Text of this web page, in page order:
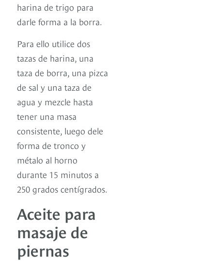
harina de trigo para
darle forma a la borra.
Para ello utilice dos
tazas de harina, una
taza de borra, una pizca
de sal y una taza de
agua y mezcle hasta
tener una masa
consistente, luego dele
forma de tronco y
métalo al horno
durante 15 minutos a
250 grados centígrados.
Aceite para
masaje de
piernas